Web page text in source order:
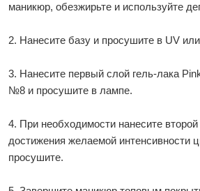
маникюр, обезжирьте и используйте
2. Нанесите базу и просушите в UV
3. Нанесите первый слой гель-лака
№8 и просушите в лампе.
4. При необходимости нанесите
достижения желаемой интенсивности
просушите.